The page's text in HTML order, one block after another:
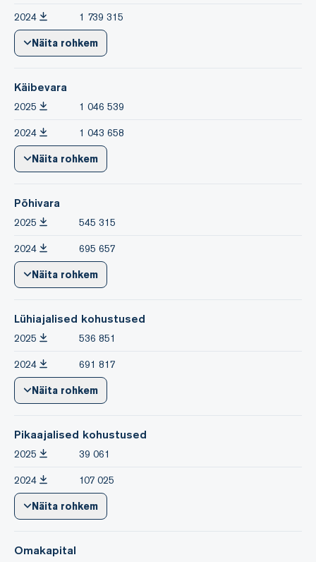
2024 1 739 315
Näita rohkem
Käibevara
2025 1 046 539
2024 1 043 658
Näita rohkem
Põhivara
2025 545 315
2024 695 657
Näita rohkem
Lühiajalised kohustused
2025 536 851
2024 691 817
Näita rohkem
Pikaajalised kohustused
2025 39 061
2024 107 025
Näita rohkem
Omakapital